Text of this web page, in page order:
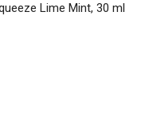
Lime Mint, 30 ml